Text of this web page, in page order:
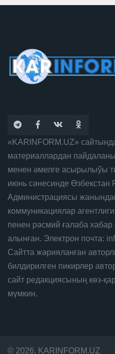
«KARINFORM.UZ»
материаллардан
менен әмелге асырылыўы
июнь сәнесинде Өзбекстан
Администрациясы
коммуникациялар
пенен рәсмий ғалаба
алынған. Электрон почта:
Сайтта жәрияланған
билдирилген пикирлер
сайт редакциясының көз-
мүмкин.
© 2026, KARINFORM.UZ